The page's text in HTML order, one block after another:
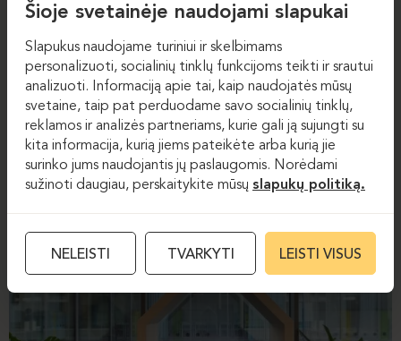
Šioje svetainėje naudojami slapukai
Slapukus naudojame turiniui ir skelbimams
personalizuoti, socialinių tinklų funkcijoms teikti ir srautui
analizuoti. Informaciją apie tai, kaip naudojatės mūsų
svetaine, taip pat perduodame savo socialinių tinklų,
reklamos ir analizės partneriams, kurie gali ją sujungti su
kita informacija, kurią jiems pateikėte arba kurią jie
surinko jums naudojantis jų paslaugomis. Norėdami
sužinoti daugiau, perskaitykite mūsų slapukų politiką.
NELEISTI TVARKYTI LEISTI VISUS